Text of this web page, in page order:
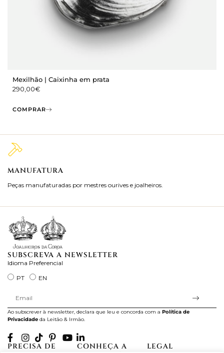
Mexilhão | Caixinha em prata
290,00€
COMPRAR
MANUFATURA
Peças manufaturadas por mestres ourives e joalheiros.
SUBSCREVA A NEWSLETTER
Idioma Preferencial
PT
EN
Ao subscrever à newsletter, declara que leu e concorda com a Política de
Privacidade da Leitão & Irmão.
PRECISA DE
CONHEÇA A
LEGAL